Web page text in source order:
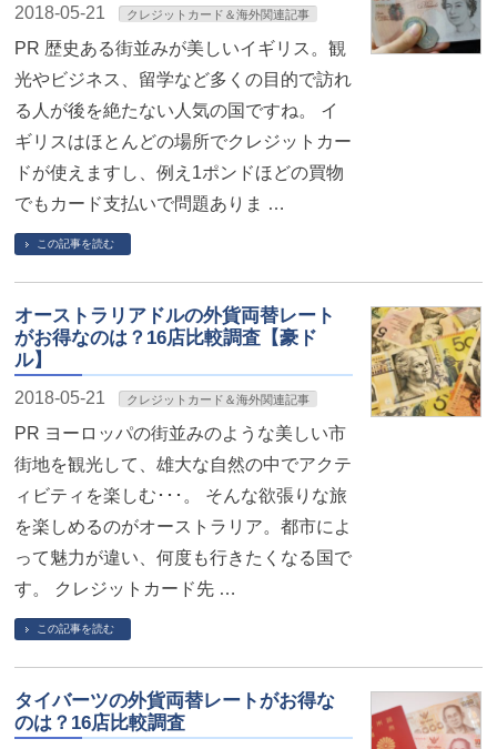
2018-05-21 クレジットカード＆海外関連記事
PR 歴史ある街並みが美しいイギリス。観
光やビジネス、留学など多くの目的で訪れ
る人が後を絶たない人気の国ですね。 イ
ギリスはほとんどの場所でクレジットカー
ドが使えますし、例え1ポンドほどの買物
でもカード支払いで問題ありま …
この記事を読む
オーストラリアドルの外貨両替レート
がお得なのは？16店比較調査【豪ド
ル】
2018-05-21 クレジットカード＆海外関連記事
PR ヨーロッパの街並みのような美しい市
街地を観光して、雄大な自然の中でアクテ
ィビティを楽しむ･･･。 そんな欲張りな旅
を楽しめるのがオーストラリア。都市によ
って魅力が違い、何度も行きたくなる国で
す。 クレジットカード先 …
この記事を読む
タイバーツの外貨両替レートがお得な
のは？16店比較調査